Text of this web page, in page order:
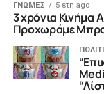
ΓΝΩΜΕΣ 5 έτη ago
3 χρόνια Κινήμα
Προχωράμε